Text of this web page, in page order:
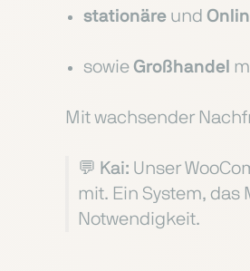
stationäre und
sowie Großhandel
Mit wachsender
💬 Kai: Unser
mit. Ein System,
Notwendigkeit.